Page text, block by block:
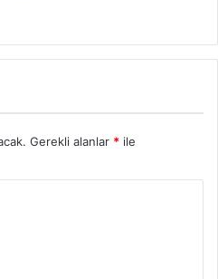
Gerekli alanlar * ile